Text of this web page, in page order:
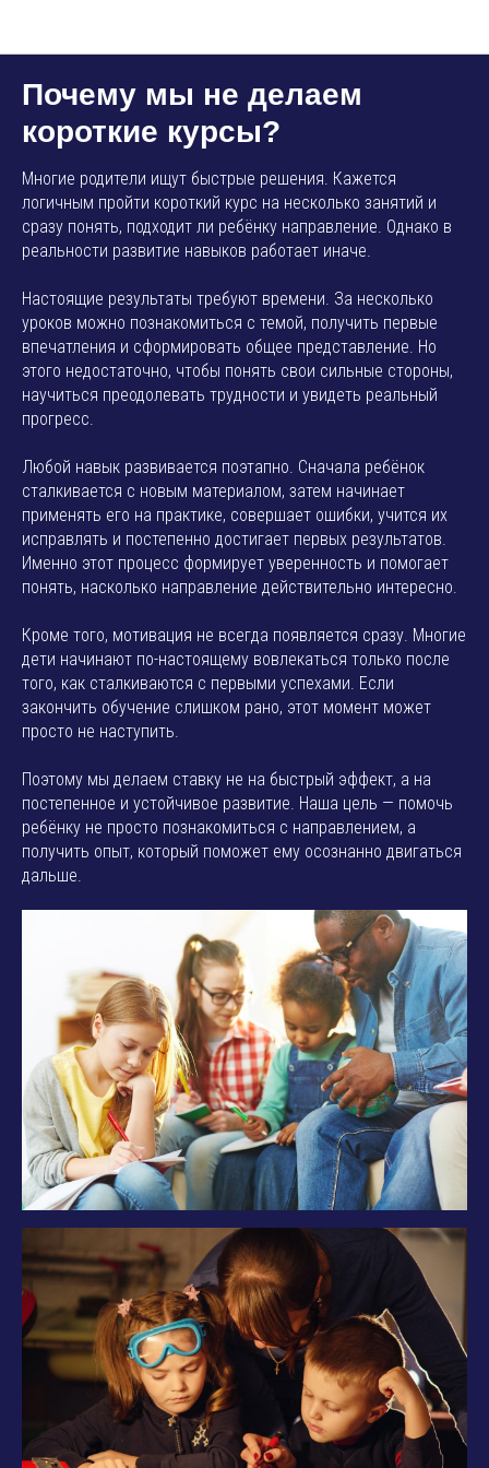
Почему мы не делаем
короткие курсы?
Многие родители ищут быстрые решения. Кажется
логичным пройти короткий курс на несколько занятий и
сразу понять, подходит ли ребёнку направление. Однако в
реальности развитие навыков работает иначе.
Настоящие результаты требуют времени. За несколько
уроков можно познакомиться с темой, получить первые
впечатления и сформировать общее представление. Но
этого недостаточно, чтобы понять свои сильные стороны,
научиться преодолевать трудности и увидеть реальный
прогресс.
Любой навык развивается поэтапно. Сначала ребёнок
сталкивается с новым материалом, затем начинает
применять его на практике, совершает ошибки, учится их
исправлять и постепенно достигает первых результатов.
Именно этот процесс формирует уверенность и помогает
понять, насколько направление действительно интересно.
Кроме того, мотивация не всегда появляется сразу. Многие
дети начинают по-настоящему вовлекаться только после
того, как сталкиваются с первыми успехами. Если
закончить обучение слишком рано, этот момент может
просто не наступить.
Поэтому мы делаем ставку не на быстрый эффект, а на
постепенное и устойчивое развитие. Наша цель — помочь
ребёнку не просто познакомиться с направлением, а
получить опыт, который поможет ему осознанно двигаться
дальше.